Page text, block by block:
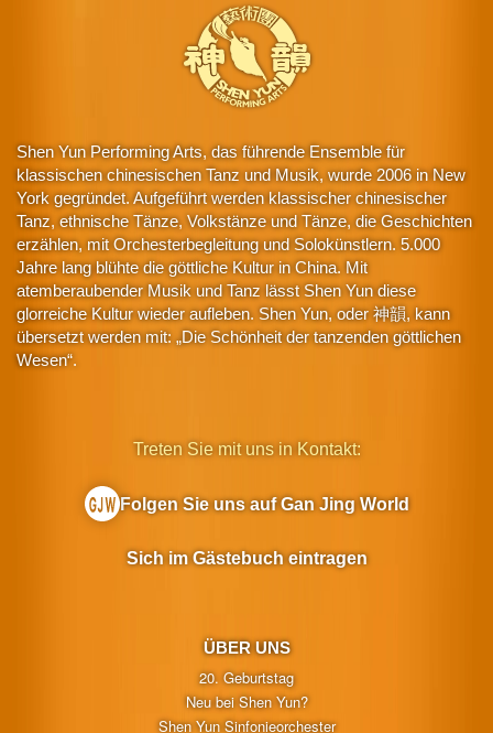
Shen Yun Performing Arts, das führende Ensemble für
klassischen chinesischen Tanz und Musik, wurde 2006 in New
York gegründet. Aufgeführt werden klassischer chinesischer
Tanz, ethnische Tänze, Volkstänze und Tänze, die Geschichten
erzählen, mit Orchesterbegleitung und Solokünstlern. 5.000
Jahre lang blühte die göttliche Kultur in China. Mit
atemberaubender Musik und Tanz lässt Shen Yun diese
glorreiche Kultur wieder aufleben. Shen Yun, oder 神韻, kann
übersetzt werden mit: „Die Schönheit der tanzenden göttlichen
Wesen“.
ÜBER UNS
20. Geburtstag
Neu bei Shen Yun?
Shen Yun Sinfonieorchester
Treten Sie mit uns in Kontakt:
Folgen Sie uns auf Gan Jing World
Sich im Gästebuch eintragen